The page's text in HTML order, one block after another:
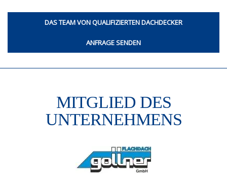
DAS TEAM VON QUALIFIZIERTEN DACHDECKER
ANFRAGE SENDEN
MITGLIED DES
UNTERNEHMENS